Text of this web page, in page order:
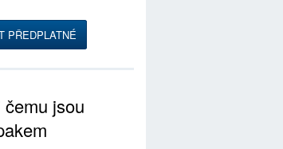
PŘEDPLATNÉ
jsou